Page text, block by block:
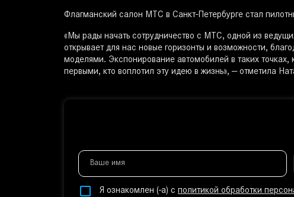
Ваше имя
Я ознакомлен (-а) с политикой обработки
Флагманский салон МТС в Санкт-Петербурге стал
«Мы рады начать сотрудничество с МТС, одной из
открывает для нас новые горизонты и возможности,
моделями. Экспонирование автомобилей в таких
первыми, кто воплотил эту идею в жизнь», — отметила